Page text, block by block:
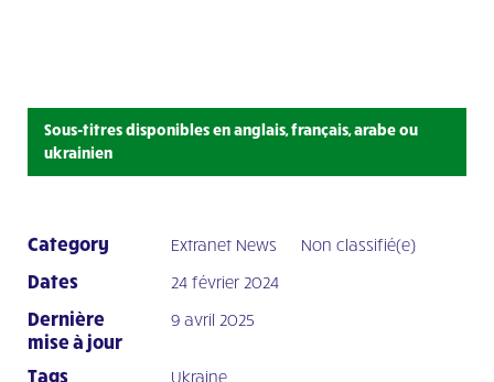
Sous-titres disponibles en anglais, français, arabe ou
ukrainien
Category Extranet News Non classifié(e)
Dates 24 février 2024
Dernière
mise à jour
9 avril 2025
Tags Ukraine